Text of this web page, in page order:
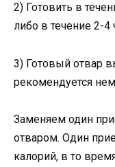
2) Готовить в
либо в течение 2-4
3) Готовый отвар
рекомендуется
Заменяем один
отваром. Один
калорий, в то